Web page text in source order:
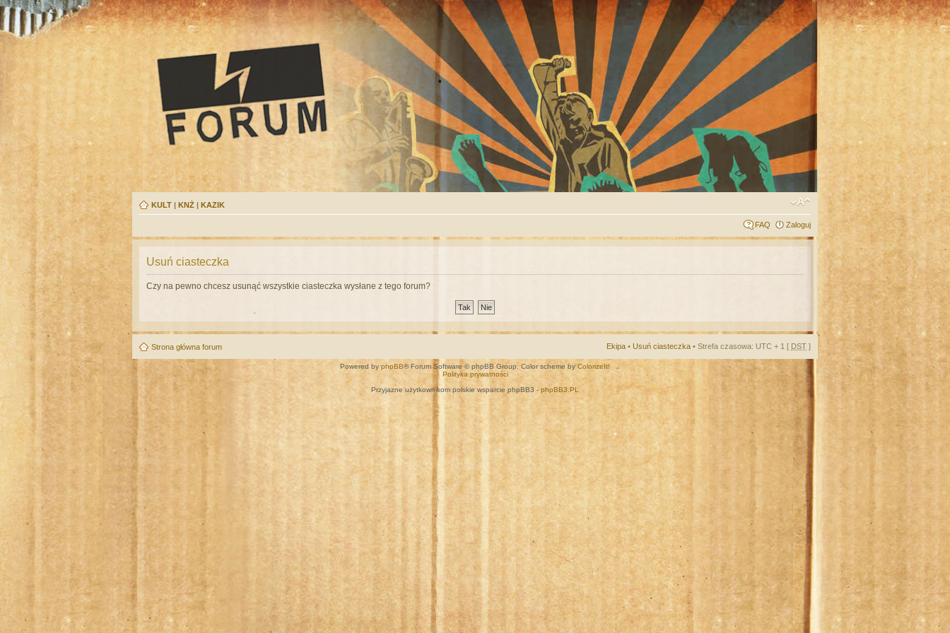
KULT | KNŻ | KAZIK
FAQ Zaloguj
Usuń ciasteczka
Czy na pewno chcesz usunąć wszystkie ciasteczka wysłane z tego forum?
Strona główna forum Ekipa • Usuń ciasteczka • Strefa czasowa: UTC + 1 [ DST ]
Powered by phpBB® Forum Software © phpBB Group. Color scheme byColorizeIt!
Polityka prywatności
Przyjazne użytkownikom polskie wsparcie phpBB3 -phpBB3.PL